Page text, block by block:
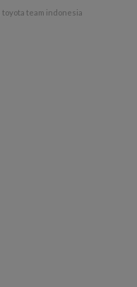
toyota team indonesia